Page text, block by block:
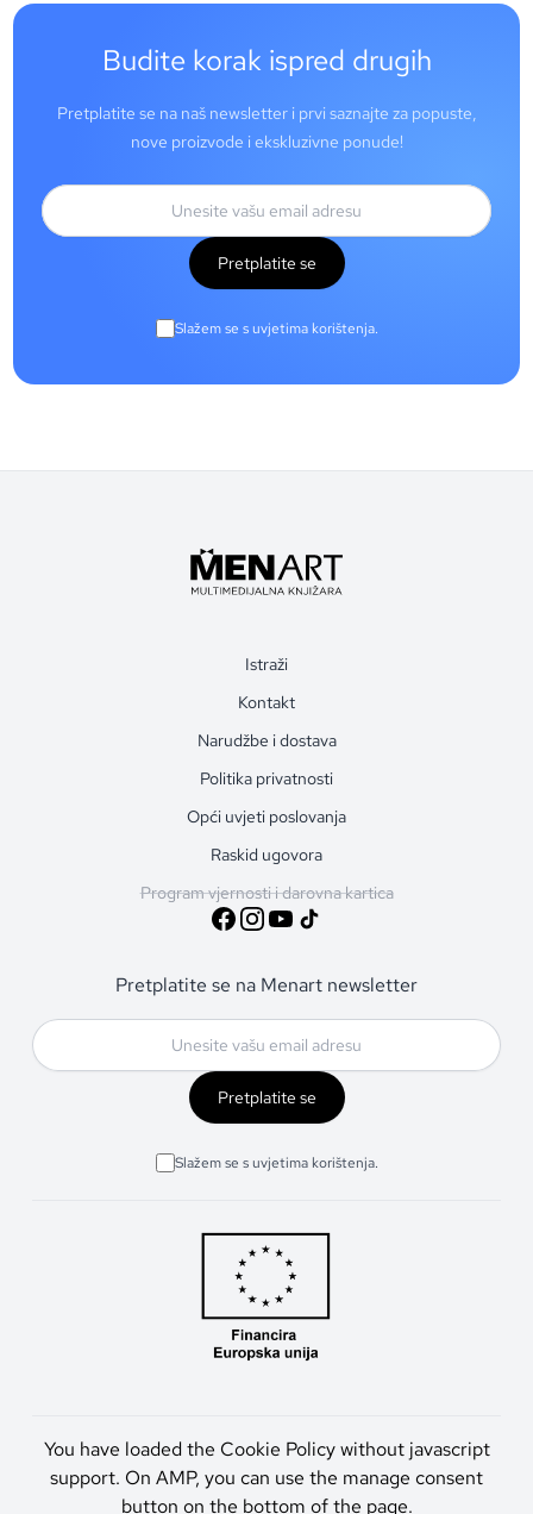
Budite korak ispred drugih
Pretplatite se na naš newsletter i prvi saznajte za popuste,
nove proizvode i ekskluzivne ponude!
Pretplatite se
Slažem se s uvjetima korištenja.
Istraži
Kontakt
Narudžbe i dostava
Politika privatnosti
Opći uvjeti poslovanja
Raskid ugovora
Program vjernosti i darovna kartica
Pretplatite se na Menart newsletter
Pretplatite se
Slažem se s uvjetima korištenja.
You have loaded the Cookie Policy without javascript
support. On AMP, you can use the manage consent
button on the bottom of the page.